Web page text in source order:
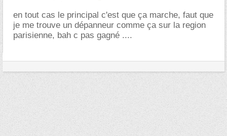
en tout cas le principal c'est que ça marche, faut que
je me trouve un dépanneur comme ça sur la region
parisienne, bah c pas gagné ....